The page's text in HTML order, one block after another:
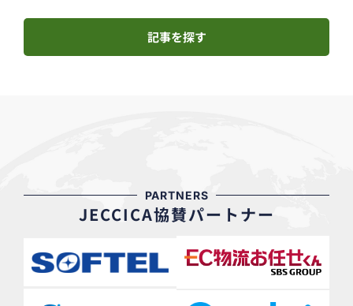
記事を探す
PARTNERS
JECCICA協賛パートナー